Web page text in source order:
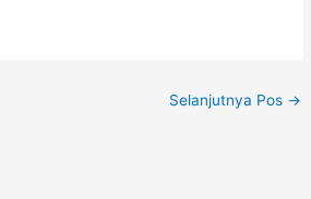
Selanjutnya Pos →